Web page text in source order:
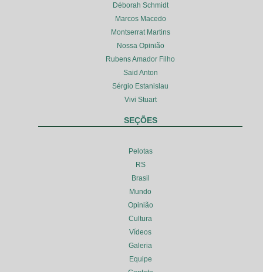
Déborah Schmidt
Marcos Macedo
Montserrat Martins
Nossa Opinião
Rubens Amador Filho
Said Anton
Sérgio Estanislau
Vivi Stuart
SEÇÕES
Pelotas
RS
Brasil
Mundo
Opinião
Cultura
Vídeos
Galeria
Equipe